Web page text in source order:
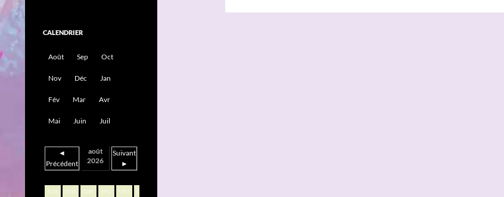
CALENDRIER
Août Sep Oct
Nov Déc Jan
Fév Mar Avr
Mai Juin Juil
◄
Précédent
août
2026
Suivant
►
lun mar mer jeu ven sam